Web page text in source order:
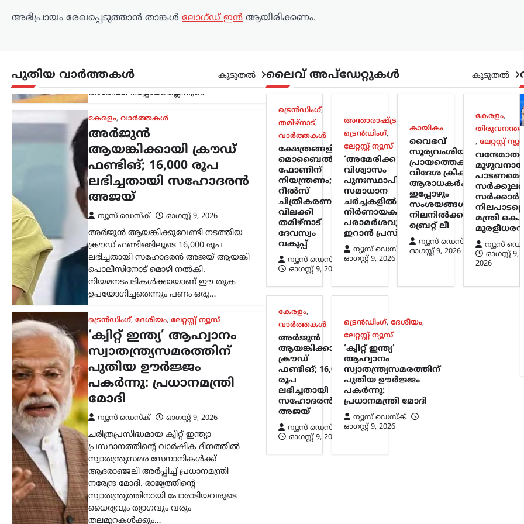
അഭിപ്രായം രേഖപ്പെടുത്താ‍ൻ താങ്കൾ ലോഗ്ഡ് ഇൻ ആയിരിക്കണം.
പുതിയ വാർത്തകൾ കൂടുതൽ
അർജുൻ ആയങ്കിക്കുവേണ്ടി നടത്തിയ
നിയമനടപടികൾക്കായാണ് ഈ തുക
ഉപയോഗിച്ചതെന്നും പണം ഒരു…
ദേശീയം,
‘ക്വിറ്റ് ഇന്ത്യ’ ആഹ്വാനം
സ്വാതന്ത്ര്യസമരത്തിന്
പുതിയ ഊർജ്ജം
പകർന്നു: പ്രധാനമന്ത്രി
മോദി
ന്യൂസ് ഡെസ്ക് ഓഗസ്റ്റ്‌ 9, 2026
ചരിത്രപ്രസിദ്ധമായ ക്വിറ്റ് ഇന്ത്യാ
പ്രസ്ഥാനത്തിന്റെ വാർഷിക ദിനത്തിൽ
സ്വാതന്ത്ര്യസമര സേനാനികൾക്ക്
ആദരാഞ്ജലി അർപ്പിച്ച് പ്രധാനമന്ത്രി
നരേന്ദ്ര മോദി. രാജ്യത്തിന്റെ
സ്വാതന്ത്ര്യത്തിനായി പോരാടിയവരുടെ
ധൈര്യവും ത്യാഗവും വരും
തലമുറകൾക്കും…
ട്രെൻഡിംഗ്,ദേശീയം ,രാഷ്ട്രീയം
മന്ത്രിസ്ഥാനം
രാജിവെച്ചത് സ്വന്തം
തീരുമാനപ്രകാരം;
പദവികൾ എനിക്ക്
നിർബന്ധമല്ല: ധർമേന്ദ്ര
പ്രധാൻ
ഓഗസ്റ്റ്‌ 9, 2026
ഡൽഹിയിലെ വിദ്യാർത്ഥി സമരത്തെ
തുടർന്ന് കേന്ദ്ര വിദ്യാഭ്യാസമന്ത്രി സ്ഥാനം
രാജിവെച്ചതിനെക്കുറിച്ച്
വിശദീകരണവുമായി മുൻ കേന്ദ്രമന്ത്രി
ധർമ്മേന്ദ്ര പ്രധാൻ. രാജി പ്രഖ്യാപിച്ച് രണ്ട്
ലൈവ് അപ്‌ഡേറ്റുകൾ കൂടുതൽ
ട്രെൻഡിംഗ്,
തമിഴ്നാട്,
വാർത്തകൾ
ക്ഷേത്രങ്ങളിൽ
മൊബൈൽ
ഫോണിന്
നിയന്ത്രണം;
റീൽസ്
ചിത്രീകരണം
വിലക്കി
തമിഴ്നാട്
ദേവസ്വം
വകുപ്പ്
ന്യൂസ് ഡെസ്ക്
ഓഗസ്റ്റ്‌ 9, 2026
അന്താരാഷ്ട്രം
ട്രെൻഡിംഗ്,
ലേറ്റസ്റ്റ് ന്യൂസ്
‘അമേരിക്ക
വിശ്വാസം
പുനഃസ്ഥാപിക്കണം’;
സമാധാന
ചർച്ചകളിൽ
നിർണായക
പരാമർശവുമായി
ഇറാൻ പ്രസിഡന്റ്
ന്യൂസ് ഡെസ്ക്
ഓഗസ്റ്റ്‌ 9, 2026
കായികം
വൈഭവ്
സൂര്യവംശിയുടെ
പ്രായത്തെക്കുറിച്ച്
വിദേശ ക്രിക്കറ്റ്
ആരാധകർക്കിടയിൽ
ഇപ്പോഴും
സംശയങ്ങൾ
നിലനിൽക്കുന്നു:
ബ്രെറ്റ് ലീ
ന്യൂസ് ഡെസ്ക്
ഓഗസ്റ്റ്‌ 9, 2026
കേരളം,
, ലേറ്റസ്റ്റ് ന്യൂസ്
മുഴുവനായി
സർക്കുലർ;
സർക്കാർ
മന്ത്രി കെ.
മുരളീധരൻ
ന്യൂസ്
ഓഗസ്റ്റ്‌ 9,
2026
കേരളം,
വാർത്തകൾ
അർജുൻ
ആയങ്കിക്കായി
ക്രൗഡ്
ഫണ്ടിങ്; 16,000
രൂപ
ലഭിച്ചതായി
സഹോദരൻ
അജയ്
ന്യൂസ് ഡെസ്ക്
ഓഗസ്റ്റ്‌ 9, 2026
ട്രെൻഡിംഗ്, ദേശീയം,
ലേറ്റസ്റ്റ് ന്യൂസ്
‘ക്വിറ്റ് ഇന്ത്യ’
ആഹ്വാനം
സ്വാതന്ത്ര്യസമരത്തിന്
പുതിയ ഊർജ്ജം
പകർന്നു:
പ്രധാനമന്ത്രി മോദി
ന്യൂസ് ഡെസ്ക്
ഓഗസ്റ്റ്‌ 9, 2026